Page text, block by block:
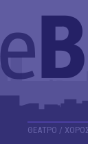
ΘΕΑΤΡΟ /